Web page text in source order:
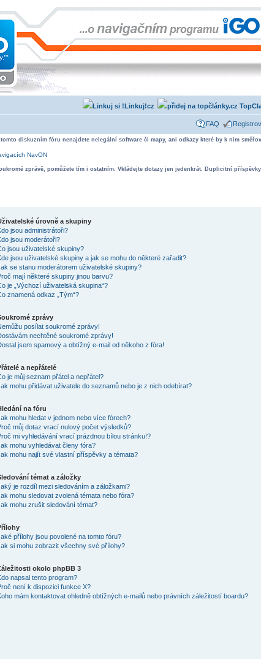
Linkuj!cz
FAQ
diskuzním fóru nenajdete nelegální software či mapy, ani odkazy které by k nim
NavON
zprávě, pomůžete tím i ostatním. Vkládejte dotazy jen jedenkrát. Duplicitní
úrovně a skupiny
jsou administrátoři?
jsou moderátoři?
jsou uživatelské skupiny?
jsou uživatelské skupiny a jak se mohu do některé zařadit?
se stanu moderátorem uživatelské skupiny?
mají některé skupiny jinou barvu?
je „Výchozí uživatelská skupina“?
znamená odkaz „Tým“?
zprávy
posílat soukromé zprávy!
nechtěné soukromé zprávy!
jsem spamový a obtížný e-mail od někoho z fóra!
a nepřátelé
je můj seznam přátel a nepřátel?
mohu přidávat uživatele do seznamů nebo je z nich odebírat?
na fóru
mohu hledat v jednom nebo více fórech?
můj dotaz vrací nulový počet výsledků?
mi vyhledávání vrací prázdnou bílou stránku!?
mohu vyhledávat členy fóra?
mohu najít své vlastní příspěvky a témata?
témat a záložky
je rozdíl mezi sledováním a záložkami?
mohu sledovat zvolená témata nebo fóra?
mohu zrušit sledování témat?
přílohy jsou povolené na tomto fóru?
si mohu zobrazit všechny své přílohy?
okolo phpBB 3
napsal tento program?
není k dispozici funkce X?
mám kontaktovat ohledně obtížných e-mailů nebo právních záležitostí boardu?